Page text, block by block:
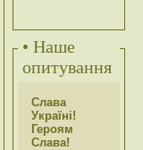
• Наше
опитування
Слава
Україні!
Героям
Слава!